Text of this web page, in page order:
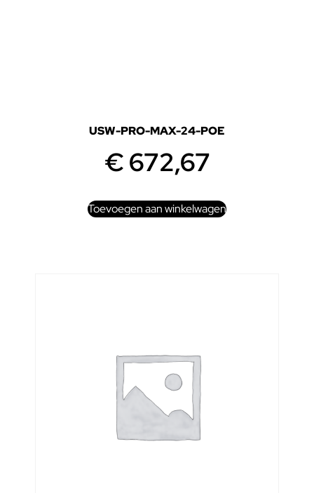
USW-PRO-MAX-24-POE
€672,67
Toevoegen aan winkelwagen